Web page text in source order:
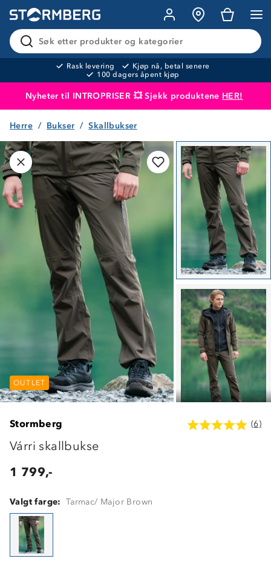
Søk etter produkter og kategorier
Rask levering
Kjøp nå, betal senere
100 dagers åpent kjøp
Nyheter til INTROPRISER 💥 Sjekk produktene HER!
Produktet er lagt i handlekurven
Herre Bukser Skallbukser
OUTLET OUTLET
OUTLET
Stormberg (6)
Várri skallbukse
1 799,-
Valgt farge: Tarmac/ Major Brown